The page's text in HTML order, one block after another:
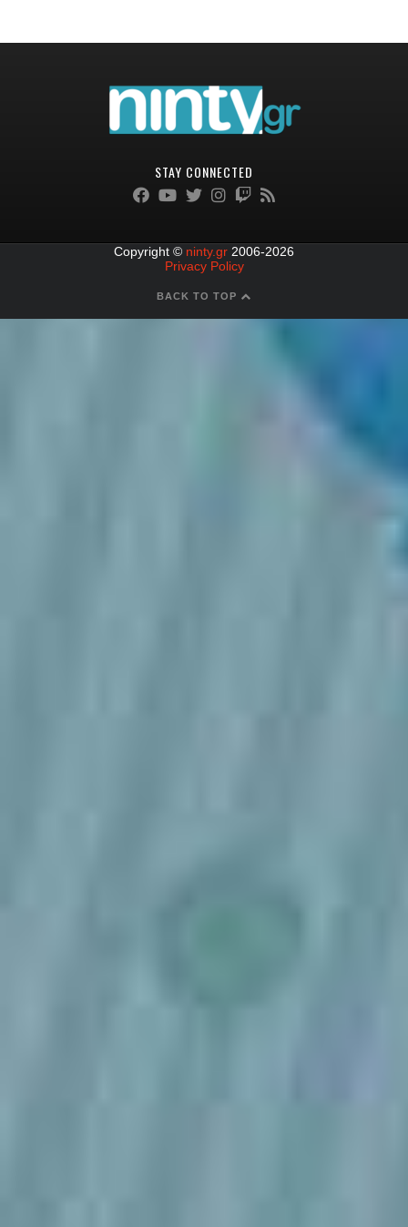
STAY CONNECTED
Copyright © ninty.gr 2006-2026
Privacy Policy
BACK TO TOP